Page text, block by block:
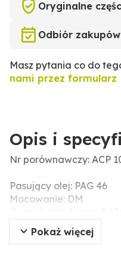
Oryginalne
Odbiór
Masz pytania co do
nami przez formularz
Opis i
Nr porównawczy: ACP
Pasujący olej: PAG 46
Mocowanie: DM
Ø koła pasowego (mm):
Napięcie nominalne (V):
Pokaż więcej